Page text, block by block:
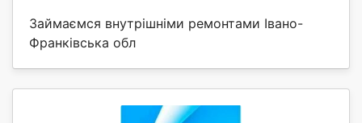
Займаємся внутрішніми ремонтами Івано-
Франківська обл